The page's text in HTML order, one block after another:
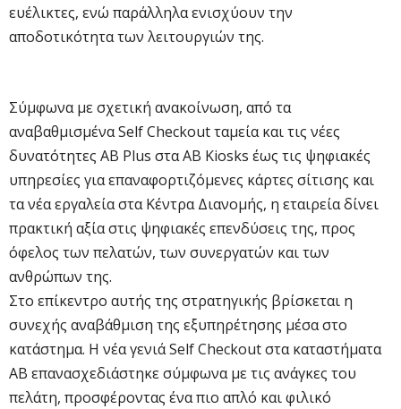
ευέλικτες, ενώ παράλληλα ενισχύουν την
αποδοτικότητα των λειτουργιών της.
Σύμφωνα με σχετική ανακοίνωση, από τα
αναβαθμισμένα Self Checkout ταμεία και τις νέες
δυνατότητες AB Plus στα AB Kiosks έως τις ψηφιακές
υπηρεσίες για επαναφορτιζόμενες κάρτες σίτισης και
τα νέα εργαλεία στα Κέντρα Διανομής, η εταιρεία δίνει
πρακτική αξία στις ψηφιακές επενδύσεις της, προς
όφελος των πελατών, των συνεργατών και των
ανθρώπων της.
Στο επίκεντρο αυτής της στρατηγικής βρίσκεται η
συνεχής αναβάθμιση της εξυπηρέτησης μέσα στο
κατάστημα. Η νέα γενιά Self Checkout στα καταστήματα
ΑΒ επανασχεδιάστηκε σύμφωνα με τις ανάγκες του
πελάτη, προσφέροντας ένα πιο απλό και φιλικό